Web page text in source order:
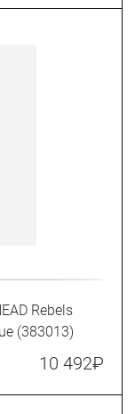
Rebels
(383013)
10 492₽